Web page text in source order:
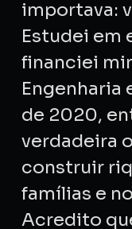
importava:
Estudei em
financiei
Engenharia
de 2020,
verdadeira
construir
famílias e
Acredito